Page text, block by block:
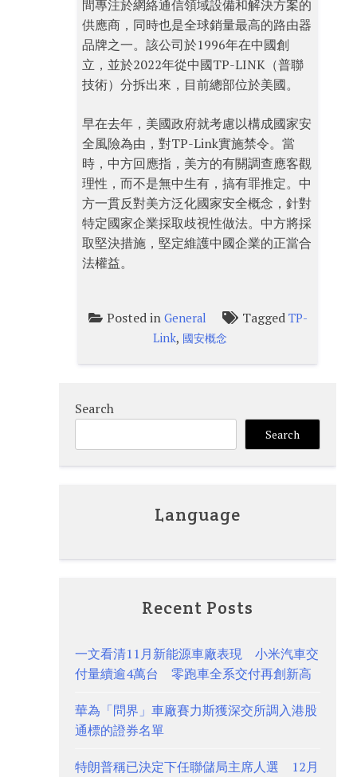
間專注於網絡通信領域設備和解決方案的
供應商，同時也是全球銷量最高的路由器
品牌之一。該公司於1996年在中國創
立，並於2022年從中國TP-LINK（普聯
技術）分拆出來，目前總部位於美國。
早在去年，美國政府就考慮以構成國家安
全風險為由，對TP-Link實施禁令。當
時，中方回應指，美方的有關調查應客觀
理性，而不是無中生有，搞有罪推定。中
方一貫反對美方泛化國家安全概念，針對
特定國家企業採取歧視性做法。中方將採
取堅決措施，堅定維護中國企業的正當合
法權益。
Posted in General Tagged TP-
Link, 國安概念
Search
Search
Language
Recent Posts
一文看清11月新能源車廠表現 小米汽車交
付量續逾4萬台 零跑車全系交付再創新高
華為「問界」車廠賽力斯獲深交所調入港股
通標的證券名單
特朗普稱已決定下任聯儲局主席人選 12月